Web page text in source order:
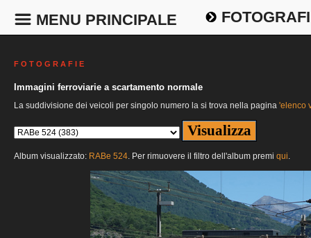
MENU PRINCIPALE
F O T O G R A F I E
Immagini ferroviarie a scartamento normale
La suddivisione dei veicoli per singolo numero la si trova nella pagina 'elenco
Album visualizzato: RABe 524. Per rimuovere il filtro dell'album premi qui.